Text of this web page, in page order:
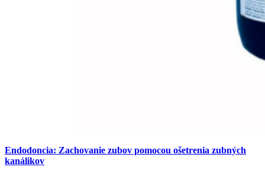
Endodoncia: Zachovanie zubov pomocou ošetrenia zubných
kanálikov